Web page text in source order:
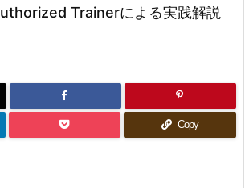

Trainerによる実践解説
Copy